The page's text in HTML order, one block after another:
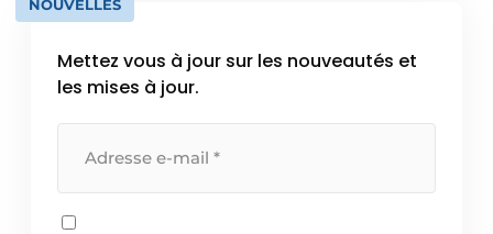
NOUVELLES
Mettez vous à jour sur les nouveautés et
les mises à jour.